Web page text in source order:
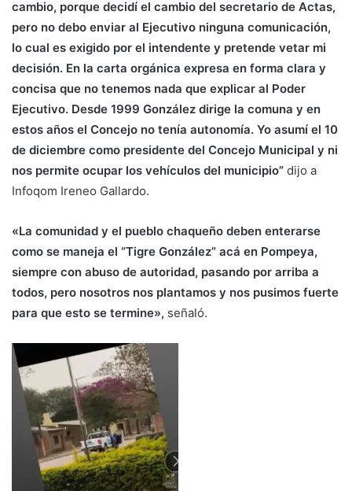
cambio, porque decidí el cambio del secretario de Actas,
pero no debo enviar al Ejecutivo ninguna comunicación,
lo cual es exigido por el intendente y pretende vetar mi
decisión. En la carta orgánica expresa en forma clara y
concisa que no tenemos nada que explicar al Poder
Ejecutivo. Desde 1999 González dirige la comuna y en
estos años el Concejo no tenía autonomía. Yo asumí el 10
de diciembre como presidente del Concejo Municipal y ni
nos permite ocupar los vehículos del municipio” dijo a
Infoqom Ireneo Gallardo.
«La comunidad y el pueblo chaqueño deben enterarse
como se maneja el “Tigre González” acá en Pompeya,
siempre con abuso de autoridad, pasando por arriba a
todos, pero nosotros nos plantamos y nos pusimos fuerte
para que esto se termine», señaló.